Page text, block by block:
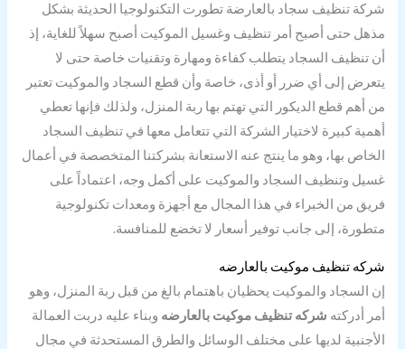
شركة تنظيف سجاد بالعارضة تطورت التكنولوجيا الحديثة بشكل
مذهل حتى أصبح أمر تنظيف وغسيل الموكيت أصبح سهلاً للغاية، إذ
أن تنظيف السجاد يتطلب كفاءة ومهارة وتقنيات خاصة حتى لا
يتعرض إلى أي ضرر أو أذى، خاصة وأن قطع السجاد والموكيت تعتبر
من أهم قطع الديكور التي تهتم بها ربة المنزل، ولذلك فإنها تعطي
أهمية كبيرة لاختيار الشركة التي تتعامل معها في تنظيف السجاد
الخاص بها، وهو ما ينتج عنه الاستعانة بشركتنا المتخصصة في أعمال
غسيل وتنظيف السجاد والموكيت على أكمل وجه، اعتماداً على
فريق من الخبراء في هذا المجال مع أجهزة ومعدات تكنولوجية
متطورة، إلى جانب توفير أسعار لا تخضع للمنافسة.
شركه تنظيف موكيت بالعارضه
إن السجاد والموكيت يحظيان باهتمام بالغ من قبل ربة المنزل، وهو
أمر أدركته شركه تنظيف موكيت بالعارضه وبناء عليه دربت العمالة
الأجنبية لديها على مختلف الوسائل والطرق المستحدثة في مجال